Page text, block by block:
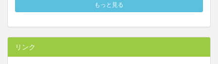
もっと見る
リンク